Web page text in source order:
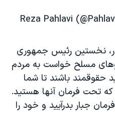
نخستین رئیس جمهوری
مسلح خواست به مردم
حقوقمند باشند تا شما
تحت فرمان آنها هستید.
جبار بدرآیید و خود را